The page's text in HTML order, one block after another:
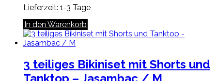
Lieferzeit: 1-3 Tage
In den Warenkorb
3 teiliges Bikiniset mit Shorts und